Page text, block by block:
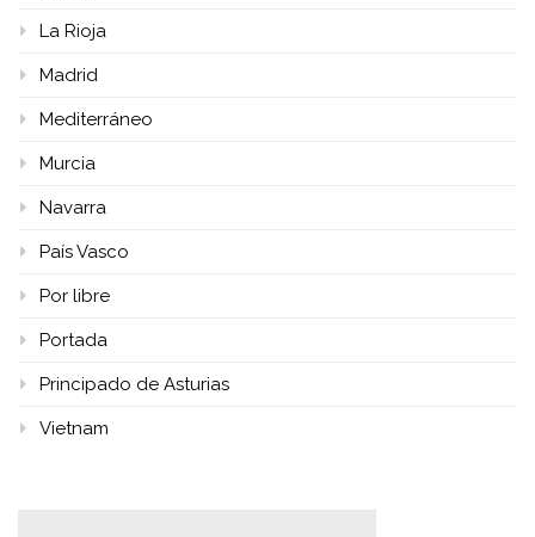
La Rioja
Madrid
Mediterráneo
Murcia
Navarra
País Vasco
Por libre
Portada
Principado de Asturias
Vietnam